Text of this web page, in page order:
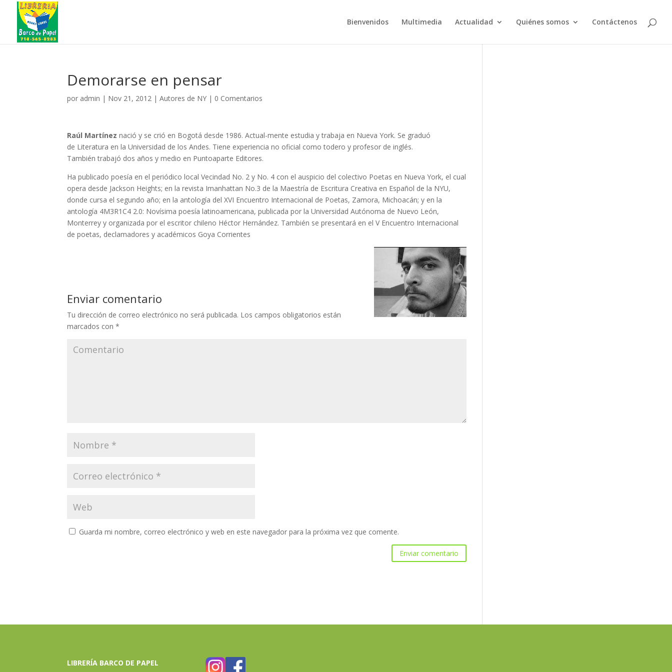
Bienvenidos Multimedia Actualidad Quiénes somos Contáctenos
Demorarse en pensar
por admin | Nov 21, 2012 |Autores de NY | 0 Comentarios
Raúl Martínez nació y se crió en Bogotá desde 1986. Actual-mente estudia y trabaja en Nueva York. Se graduó
de Literatura en la Universidad de los Andes. Tiene experiencia no oficial como todero y profesor de inglés.
También trabajó dos años y medio en Puntoaparte Editores.
Ha publicado poesía en el periódico local Vecindad No. 2 y No. 4 con el auspicio del colectivo Poetas en Nueva York, el cual
opera desde Jackson Heights; en la revista Imanhattan No.3 de la Maestría de Escritura Creativa en Español de la NYU,
donde cursa el segundo año; en la antología del XVI Encuentro Internacional de Poetas, Zamora, Michoacán; y en la
antología 4M3R1C4 2.0: Novísima poesía latinoamericana, publicada por la Universidad Autónoma de Nuevo León,
Monterrey y organizada por el escritor chileno Héctor Hernández. También se presentará en el V Encuentro Internacional
de poetas, declamadores y académicos Goya Corrientes
Enviar comentario
Tu dirección de correo electrónico no será publicada. Los campos obligatorios están
marcados con*
Guarda mi nombre, correo electrónico y web en este navegador para la próxima vez que comente.
LIBRERÍA BARCO DE PAPEL